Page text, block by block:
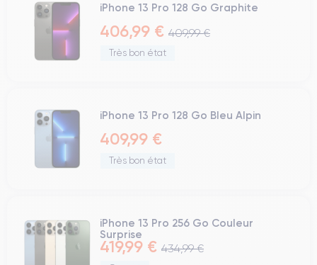
iPhone 13 Pro 128 Go Graphite
406,99 € 409,99 €
Très bon état
iPhone 13 Pro 128 Go Bleu Alpin
409,99 €
Très bon état
iPhone 13 Pro 256 Go Couleur
Surprise
419,99 € 434,99 €